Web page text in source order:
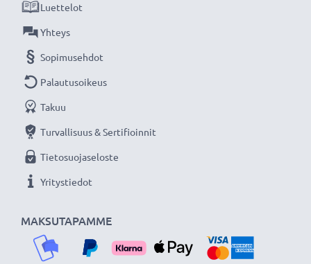
MAKSUTAPAMME
Luettelot
Yhteys
Sopimusehdot
Palautusoikeus
Takuu
Turvallisuus & Sertifioinnit
Tietosuojaseloste
Yritystiedot